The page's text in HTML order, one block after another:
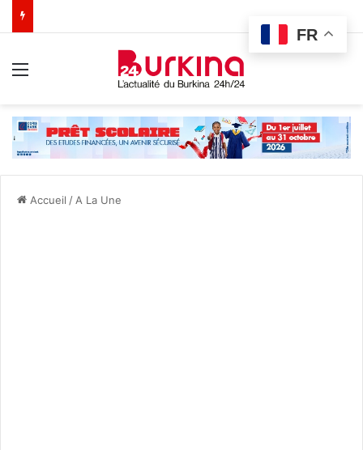
Accueil / A La Une
FR